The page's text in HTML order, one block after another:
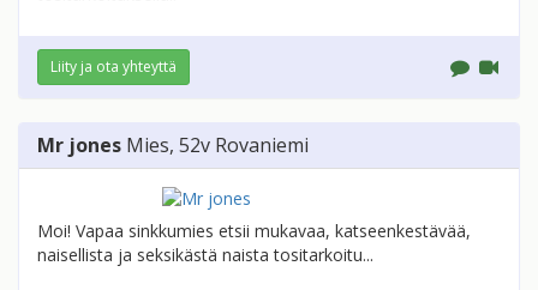
Liity ja ota yhteyttä
Mr jones Mies, 52v Rovaniemi
Moi! Vapaa sinkkumies etsii mukavaa, katseenkestävää,
naisellista ja seksikästä naista tositarkoitu...